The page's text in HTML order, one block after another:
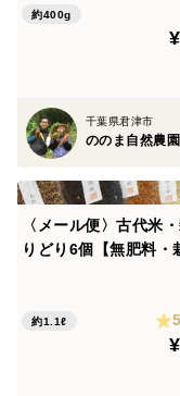
10月末頃までが最
てきます。大豆に
約400g
千葉県君津市
ののま自然農園
〈メール便〉古代米
りどり6個【無肥料・
約1.1ℓ